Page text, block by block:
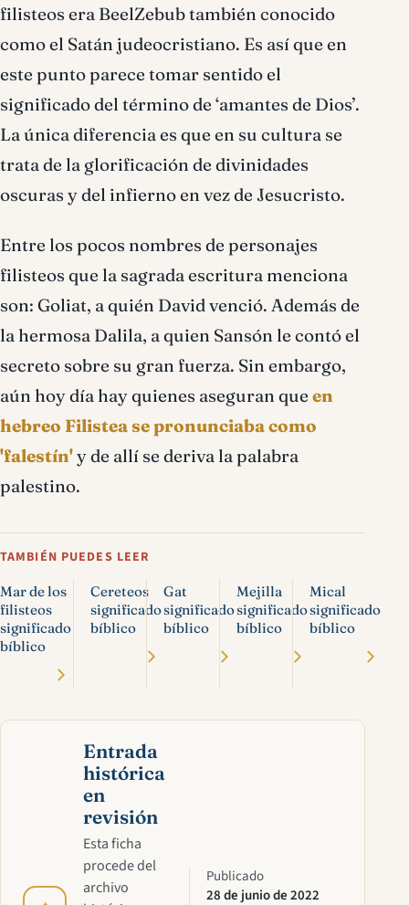
filisteos era BeelZebub también conocido
como el Satán judeocristiano. Es así que en
este punto parece tomar sentido el
significado del término de ‘amantes de Dios’.
La única diferencia es que en su cultura se
trata de la glorificación de divinidades
oscuras y del infierno en vez de Jesucristo.
Entre los pocos nombres de personajes
filisteos que la sagrada escritura menciona
son: Goliat, a quién David venció. Además de
la hermosa Dalila, a quien Sansón le contó el
secreto sobre su gran fuerza. Sin embargo,
aún hoy día hay quienes aseguran que en
hebreo Filistea se pronunciaba como
'falestín'y de allí se deriva la palabra
palestino.
TAMBIÉN PUEDES LEER
Mar de los
filisteos
significado
bíblico
Cereteos
significado
bíblico
Gat
significado
bíblico
Mejilla
significado
bíblico
Mical
significado
bíblico
Entrada
histórica
en
revisión
Esta ficha
procede del
archivo
Publicado
28 de junio de 2022